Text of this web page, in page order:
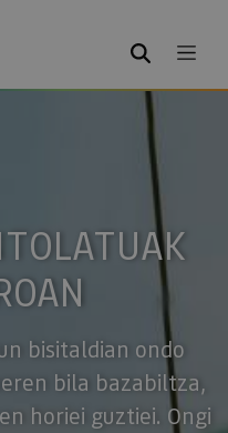
BILATU
bisitaldian ondo
bila bazabiltza,
horiei guztiei. Ongi